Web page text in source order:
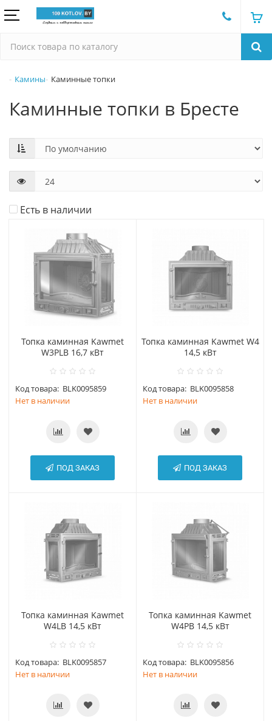
Камины Каминные топки
Каминные топки в Бресте
Есть в наличии
Топка каминная Kawmet
W3PLB 16,7 кВт
Код товара: BLK0095859
Нет в наличии
ПОД ЗАКАЗ
Топка каминная Kawmet W4
14,5 кВт
Код товара: BLK0095858
Нет в наличии
ПОД ЗАКАЗ
Топка каминная Kawmet
W4LB 14,5 кВт
Код товара: BLK0095857
Нет в наличии
Топка каминная Kawmet
W4PB 14,5 кВт
Код товара: BLK0095856
Нет в наличии